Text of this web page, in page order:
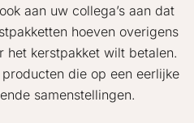
aan uw collega’s aan dat
hoeven overigens
kerstpakket wilt betalen.
die op een eerlijke
samenstellingen.